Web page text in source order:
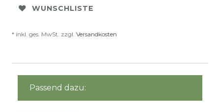
WUNSCHLISTE
* inkl. ges. MwSt. zzgl. Versandkosten
Passend dazu: